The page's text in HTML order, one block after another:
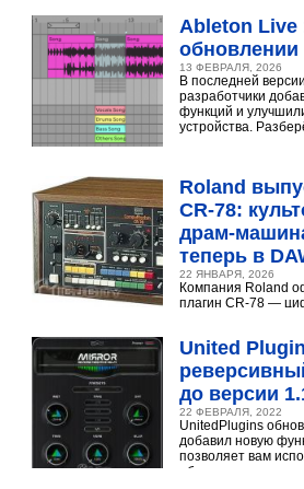
Ableton Live
обновлении
13 ФЕВРАЛЯ, 2026
В последней
разработчики
функций и
устройства.
Roland
CR‑78:
теперь в
22 ЯНВАРЯ, 2026
Компания Roland
плагин CR-78 —
United
до версии
22 ФЕВРАЛЯ, 2022
UnitedPlugins
добавил новую
позволяет вам
обратную...